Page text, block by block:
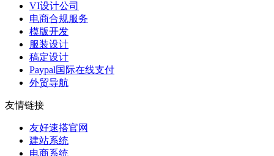
VI设计公司
电商合规服务
模版开发
服装设计
稿定设计
Paypal国际在线支付
外贸导航
友情链接
友好速搭官网
建站系统
电商系统